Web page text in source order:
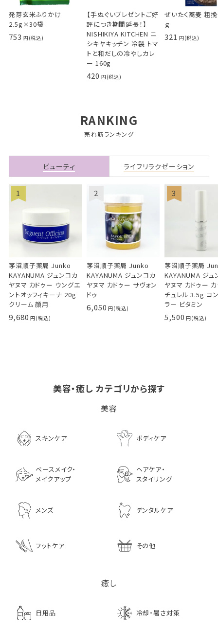
発芽玄米ふりかけ
2.5g×30袋
753
【手ぬぐいプレゼントご好
評につき期間延長！】
NISHIKIYA KITCHEN ニ
シキヤキッチン 冷製 トマ
トと和だしの冷やしカレ
ー 160g
420
ぜいたく蕎麦 粗
ｇ
321
RANKING
売れ筋ランキング
ビューティ ライフリラクゼーション
茅沼順子薬局 Junko
KAYANUMA ジュンコカ
ヤヌマ カドゥー ウングエ
ントオッフィキーナ 20g
クリーム 顔用
9,680
茅沼順子薬局 Junko
KAYANUMA ジュンコカ
ヤヌマ カドゥー サヴォン
ドゥ
6,050
茅沼順子薬局
KAYANUMA ジュ
ヤヌマ カドゥー
チュレル 3.5g コ
ラー ビタミン
5,500
LPLP（ルプルプ） エッ
センスカラートリートメン
美容・癒し カテゴリから探す
美容
スキンケア ボディケア
ベースメイク・
メイクアップ
ヘアケア・
スタイリング
メンズ デンタルケア
フットケア その他
癒し
日用品 冷却・暑さ対策